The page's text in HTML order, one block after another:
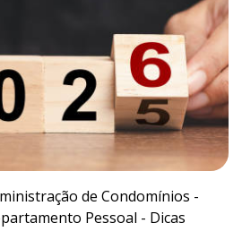
de Condomínios -
Pessoal - Dicas